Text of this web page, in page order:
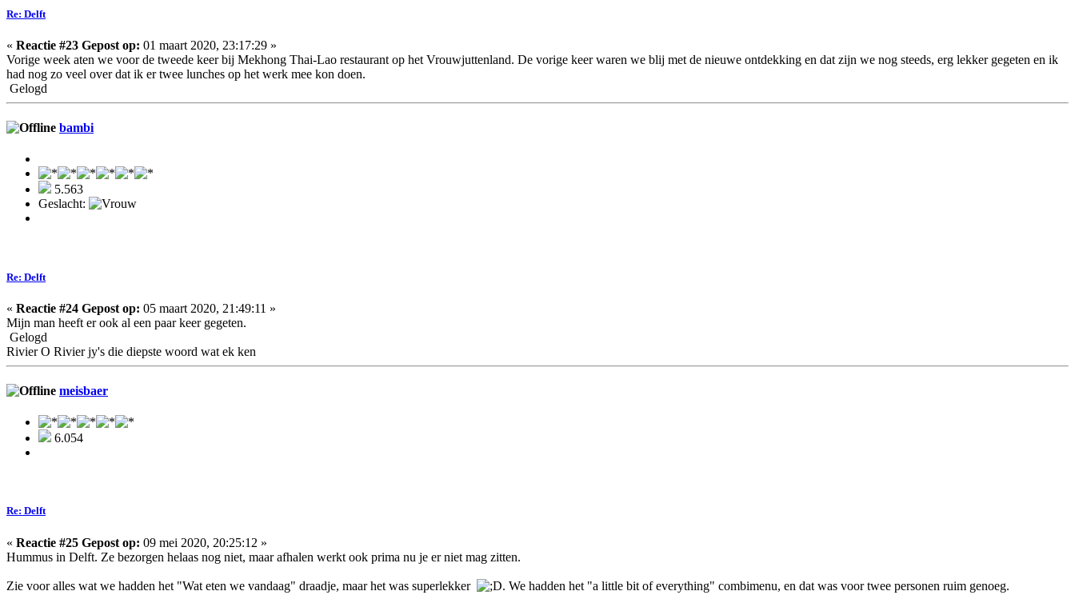
Re: Delft
« Reactie #23 Gepost op: 01 maart 2020, 23:17:29 »
Vorige week aten we voor de tweede keer bij Mekhong Thai-Lao restaurant op het Vrouwjuttenland. De vorige keer waren we blij met de nieuwe ontdekking en dat zijn we nog steeds, erg lekker gegeten en ik
had nog zo veel over dat ik er twee lunches op het werk mee kon doen.
Gelogd
bambi
5.563
Geslacht:
Re: Delft
« Reactie #24 Gepost op: 05 maart 2020, 21:49:11 »
Mijn man heeft er ook al een paar keer gegeten.
Gelogd
Rivier O Rivier jy's die diepste woord wat ek ken
meisbaer
6.054
Re: Delft
« Reactie #25 Gepost op: 09 mei 2020, 20:25:12 »
Hummus in Delft. Ze bezorgen helaas nog niet, maar afhalen werkt ook prima nu je er niet mag zitten.
Zie voor alles wat we hadden het "Wat eten we vandaag" draadje, maar het was superlekker . We hadden het "a little bit of everything" combimenu, en dat was voor twee personen ruim genoeg.